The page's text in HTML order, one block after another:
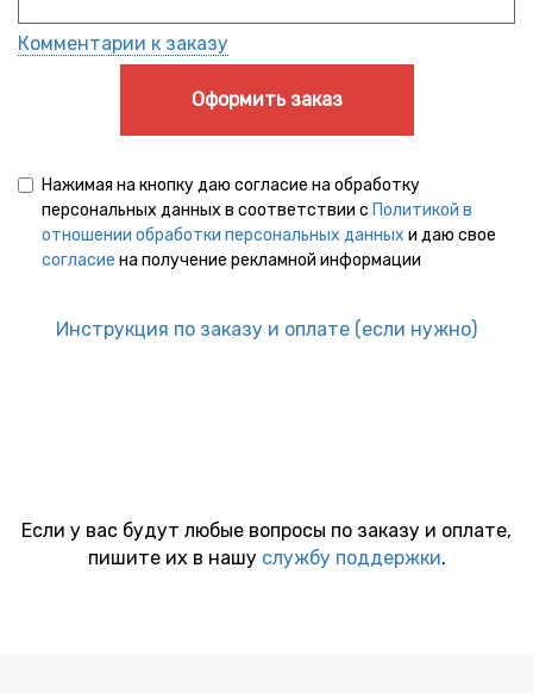
Комментарии к заказу
Оформить заказ
Нажимая на кнопку даю согласие на обработку
персональных данных в соответствии с Политикой в
отношении обработки персональных данных и даю свое
согласие на получение рекламной информации
Инструкция по заказу и оплате (если нужно)
Если у вас будут любые вопросы по заказу и оплате,
пишите их в нашу службу поддержки.